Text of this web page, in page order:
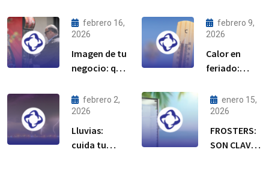
febrero 16,
2026
Imagen de tu
negocio: qué
equipos de
refrigeración
febrero 9,
2026
Calor en
feriado:
equipo de
refrigeración
febrero 2,
2026
Lluvias:
cuida tu
enero 15,
2026
FROSTERS:
SON CLAVE